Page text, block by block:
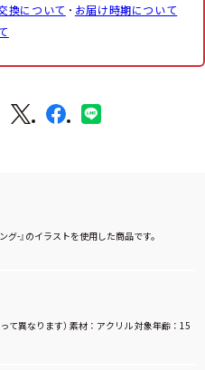
換について
お届け時期について
-』のイラストを使用した商品です。
て異なります） 素材：アクリル 対象年齢：15